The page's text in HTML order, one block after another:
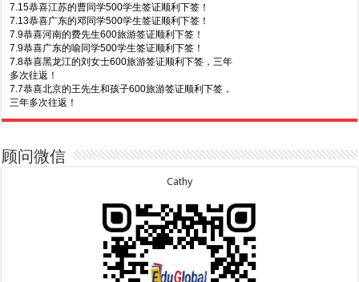
7.29恭喜日本的Motegi女士485工作签证顺利下签！
7.28恭喜山东的李先生189技术移民签证顺利下签！
7.24恭喜辽宁的蔡同学500学生签证顺利下签！
7.22恭喜安徽的吴先生190技术移民签证顺利下签！
7.22恭喜尼泊尔的Shrestha先生491州担保签证顺利
7.15恭喜江苏的曹同学500学生签证顺利下签！
7.13恭喜广东的邓同学500学生签证顺利下签！
7.9恭喜河南的费先生600旅游签证顺利下签！
7.9恭喜广东的喻同学500学生签证顺利下签！
7.8恭喜黑龙江的刘女士600旅游签证顺利下签，三年
多次往返！
7.7恭喜北京的王先生和孩子600旅游签证顺利下签，
三年多次往返！
of Science offer!
7.1恭喜辽宁的穆先生600旅游签证顺利下签，一年多
次往返！
6.30恭喜马来西亚的YAP先生夫妇482签证顺利下
6.30恭喜新疆的赵女士155居住返回签证顺利下签！
6.30恭喜江苏的万女士夫妇870签证顺利下签！
6.24恭喜河北的张同学500学生签证顺利下签！
6.24恭喜山东的胡女士600旅游签证顺利下签，三年
顾问微信
Cathy